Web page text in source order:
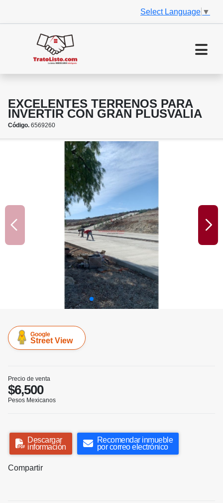
Select Language ▼
EXCELENTES TERRENOS PARA
INVERTIR CON GRAN PLUSVALIA
Código. 6569260
Google
Street View
Precio de venta
$6,500
Pesos Mexicanos
Descargar
información
Recomendar inmueble
por correo electrónico
Compartir